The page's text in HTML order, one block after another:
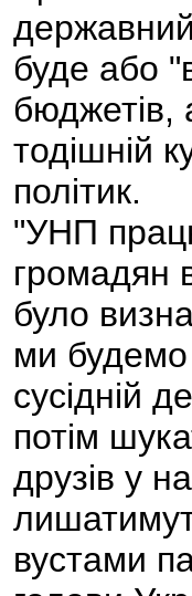
буде або
бюджетів,
тодішній
політик.
"УНП
громадян
було
ми будемо
сусідній
потім
друзів у
вустами